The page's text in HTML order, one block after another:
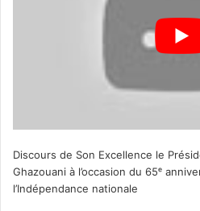
Discours de Son Excellence le
Ghazouani à l’occasion du 65ᵉ
l’Indépendance nationale